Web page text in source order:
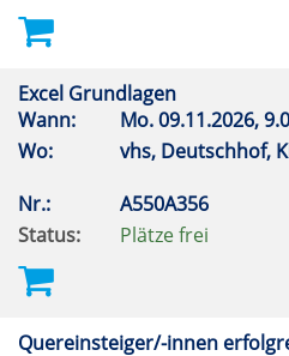
Excel Grundlagen
Wann:
Mo.09.11.2026,
Wo:
vhs, Deutschhof,
Nr.:
A550A356
Status:
Plätze frei
Quereinsteiger/-innen